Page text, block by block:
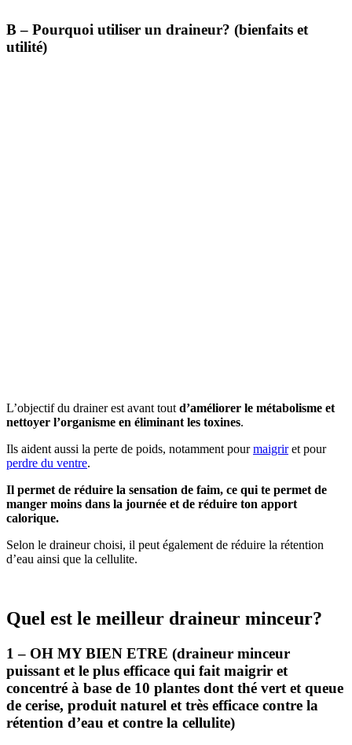
B – Pourquoi utiliser un draineur? (bienfaits et
utilité)
L’objectif du drainer est avant tout d’améliorer le métabolisme et
nettoyer l’organisme en éliminant les toxines.
Ils aident aussi la perte de poids, notamment pourmaigriret pour
perdre du ventre.
Il permet de réduire la sensation de faim, ce qui te permet de
manger moins dans la journée et de réduire ton apport
calorique.
Selon le draineur choisi, il peut également de réduire la rétention
d’eau ainsi que la cellulite.
Quel est le meilleur draineur minceur?
1 – OH MY BIEN ETRE (draineur minceur
puissant et le plus efficace qui fait maigrir et
concentré à base de 10 plantes dont thé vert et queue
de cerise, produit naturel et très efficace contre la
rétention d’eau et contre la cellulite)